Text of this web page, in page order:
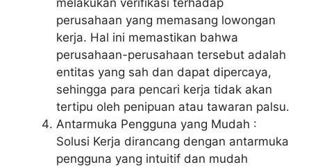
perusahaan yang memasang lowongan
kerja. Hal ini memastikan bahwa
perusahaan-perusahaan tersebut adalah
entitas yang sah dan dapat dipercaya,
sehingga para pencari kerja tidak akan
tertipu oleh penipuan atau tawaran palsu.
Antarmuka Pengguna yang Mudah :
Solusi Kerja dirancang dengan antarmuka
pengguna yang intuitif dan mudah